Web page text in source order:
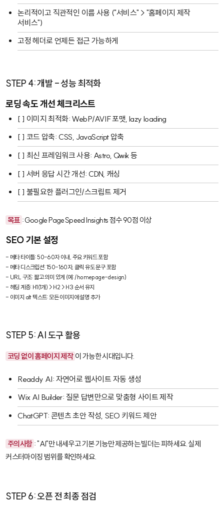
논리적이고 직관적인 이름 사용 ("서비스" > "홈페이지 제작
서비스")
고정 헤더로 언제든 접근 가능하게
STEP 4: 개발 - 성능 최적화
로딩 속도 개선 체크리스트
[ ] 이미지 최적화: WebP/AVIF 포맷, lazy loading
[ ] 코드 압축: CSS, JavaScript 압축
[ ] 최신 프레임워크 사용: Astro, Qwik 등
[ ] 서버 응답 시간 개선: CDN, 캐싱
[ ] 불필요한 플러그인/스크립트 제거
목표 : Google PageSpeed Insights 점수 90점 이상
SEO 기본 설정
- 메타 타이틀: 50-60자 이내, 주요 키워드 포함
- 메타 디스크립션: 150-160자, 클릭 유도 문구 포함
- URL 구조: 짧고 의미 있게 (예: /homepage-design)
- 헤딩 계층: H1(1개) > H2 > H3 순서 유지
- 이미지 alt 텍스트: 모든 이미지에 설명 추가
STEP 5: AI 도구 활용
코딩 없이 홈페이지 제작 이 가능한 시대입니다.
Readdy AI: 자연어로 웹사이트 자동 생성
Wix AI Builder: 질문 답변만으로 맞춤형 사이트 제작
ChatGPT: 콘텐츠 초안 작성, SEO 키워드 제안
주의사항 : "AI"만 내세우고 기본 기능만 제공하는 빌더는 피하세요. 실제
커스터마이징 범위를 확인하세요.
STEP 6: 오픈 전 최종 점검